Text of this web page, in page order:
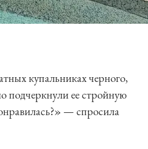
купальниках черного,
подчеркнули ее стройную
— спросила